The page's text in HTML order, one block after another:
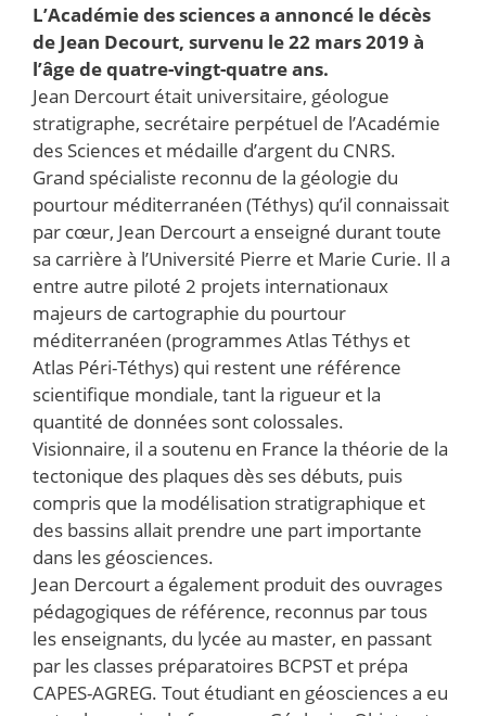
L’Académie des sciences a annoncé le décès
de Jean Decourt, survenu le 22 mars 2019 à
l’âge de quatre-vingt-quatre ans.
Jean Dercourt était universitaire, géologue
stratigraphe, secrétaire perpétuel de l’Académie
des Sciences et médaille d’argent du CNRS.
Grand spécialiste reconnu de la géologie du
pourtour méditerranéen (Téthys) qu’il connaissait
par cœur, Jean Dercourt a enseigné durant toute
sa carrière à l’Université Pierre et Marie Curie. Il a
entre autre piloté 2 projets internationaux
majeurs de cartographie du pourtour
méditerranéen (programmes Atlas Téthys et
Atlas Péri-Téthys) qui restent une référence
scientifique mondiale, tant la rigueur et la
quantité de données sont colossales.
Visionnaire, il a soutenu en France la théorie de la
tectonique des plaques dès ses débuts, puis
compris que la modélisation stratigraphique et
des bassins allait prendre une part importante
dans les géosciences.
Jean Dercourt a également produit des ouvrages
pédagogiques de référence, reconnus par tous
les enseignants, du lycée au master, en passant
par les classes préparatoires BCPST et prépa
CAPES-AGREG. Tout étudiant en géosciences a eu